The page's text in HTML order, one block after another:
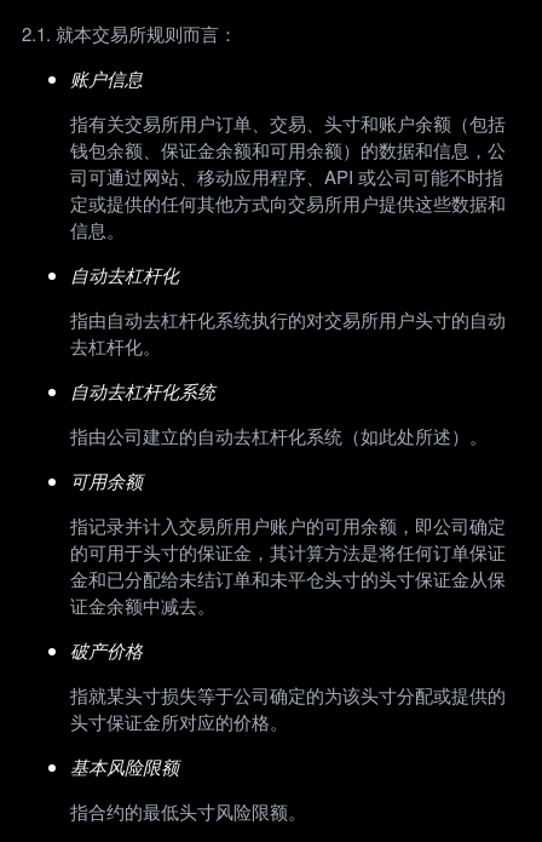
2.1. 就本交易所规则而言：
账户信息
指有关交易所用户订单、交易、头寸和账户余额（包括
钱包余额、保证金余额和可用余额）的数据和信息，公
司可通过网站、移动应用程序、API 或公司可能不时指
定或提供的任何其他方式向交易所用户提供这些数据和
信息。
自动去杠杆化
指由自动去杠杆化系统执行的对交易所用户头寸的自动
去杠杆化。
自动去杠杆化系统
指由公司建立的自动去杠杆化系统（如此处所述）。
可用余额
指记录并计入交易所用户账户的可用余额，即公司确定
的可用于头寸的保证金，其计算方法是将任何订单保证
金和已分配给未结订单和未平仓头寸的头寸保证金从保
证金余额中减去。
破产价格
指就某头寸损失等于公司确定的为该头寸分配或提供的
头寸保证金所对应的价格。
基本风险限额
指合约的最低头寸风险限额。